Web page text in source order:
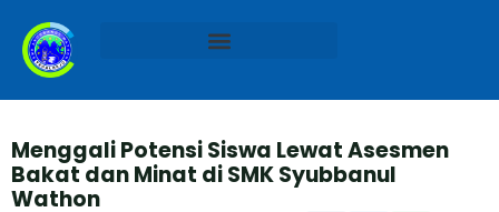
content
Menggali Potensi Siswa Lewat Asesmen
Bakat dan Minat di SMK Syubbanul
Wathon